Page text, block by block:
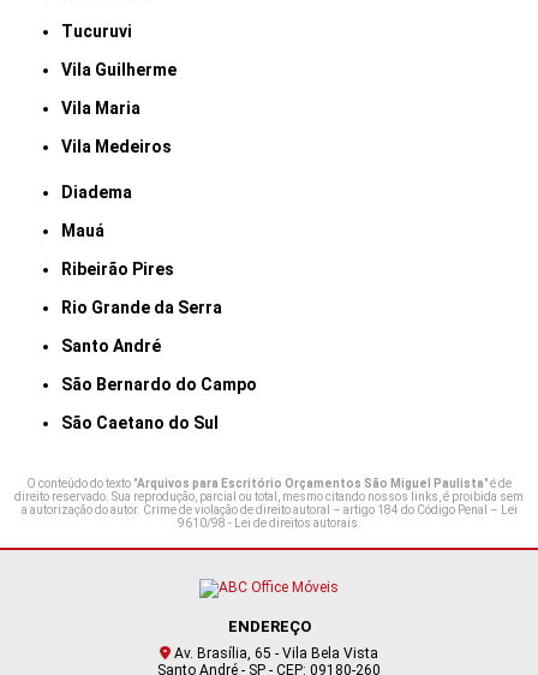
Tucuruvi
Vila Guilherme
Vila Maria
Vila Medeiros
Diadema
Mauá
Ribeirão Pires
Rio Grande da Serra
Santo André
São Bernardo do Campo
São Caetano do Sul
O conteúdo do texto "Arquivos para Escritório Orçamentos São Miguel Paulista" é de
direito reservado. Sua reprodução, parcial ou total, mesmo citando nossos links, é proibida sem
a autorização do autor. Crime de violação de direito autoral – artigo 184 do Código Penal – Lei
9610/98 - Lei de direitos autorais.
ENDEREÇO
Av. Brasília, 65 - Vila Bela Vista
Santo André - SP - CEP: 09180-260